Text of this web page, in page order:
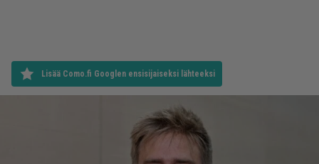
Lisää Como.fi Googlen ensisijaiseksi lähteeksi